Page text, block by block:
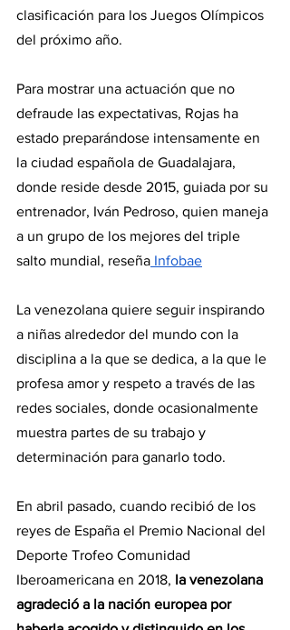
clasificación para los Juegos Olímpicos
del próximo año.
Para mostrar una actuación que no
defraude las expectativas, Rojas ha
estado preparándose intensamente en
la ciudad española de Guadalajara,
donde reside desde 2015, guiada por su
entrenador, Iván Pedroso, quien maneja
a un grupo de los mejores del triple
salto mundial, reseña Infobae
La venezolana quiere seguir inspirando
a niñas alrededor del mundo con la
disciplina a la que se dedica, a la que le
profesa amor y respeto a través de las
redes sociales, donde ocasionalmente
muestra partes de su trabajo y
determinación para ganarlo todo.
En abril pasado, cuando recibió de los
reyes de España el Premio Nacional del
Deporte Trofeo Comunidad
Iberoamericana en 2018, la venezolana
agradeció a la nación europea por